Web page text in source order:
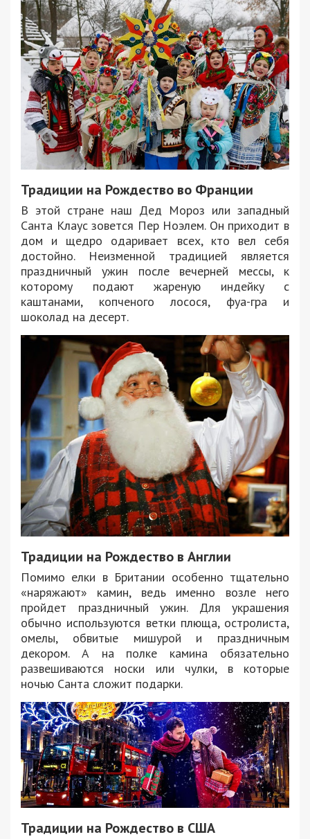
Традиции на Рождество во Франции
В этой стране наш Дед Мороз или западный
Санта Клаус зовется Пер Ноэлем. Он приходит в
дом и щедро одаривает всех, кто вел себя
достойно. Неизменной традицией является
праздничный ужин после вечерней мессы, к
которому подают жареную индейку с
каштанами, копченого лосося, фуа-гра и
шоколад на десерт.
Традиции на Рождество в Англии
Помимо елки в Британии особенно тщательно
«наряжают» камин, ведь именно возле него
пройдет праздничный ужин. Для украшения
обычно используются ветки плюща, остролиста,
омелы, обвитые мишурой и праздничным
декором. А на полке камина обязательно
развешиваются носки или чулки, в которые
ночью Санта сложит подарки.
Традиции на Рождество в США